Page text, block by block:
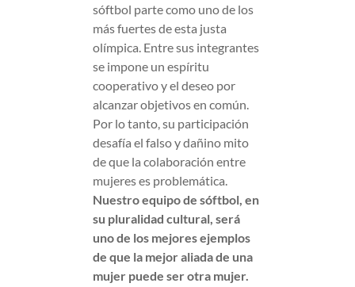
sóftbol parte como uno de los
más fuertes de esta justa
olímpica. Entre sus integrantes
se impone un espíritu
cooperativo y el deseo por
alcanzar objetivos en común.
Por lo tanto, su participación
desafía el falso y dañino mito
de que la colaboración entre
mujeres es problemática.
Nuestro equipo de sóftbol, en
su pluralidad cultural, será
uno de los mejores ejemplos
de que la mejor aliada de una
mujer puede ser otra mujer.